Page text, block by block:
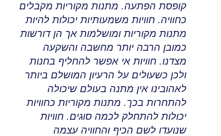
קופסת הפתעה. מתנות מקוריות מקבלים
כחוויה. חוויות משמעותיות יכולות להיות
מתנות מקוריות ומושלמות אך הן דורשות
כמובן הרבה יותר מחשבה והשקעה
מצדנו. חוויות אי אפשר להחליף בחנות
ולכן כשעולים על הרעיון המושלם ביותר
לאהובינו אין מתנה בעולם שיכולה
להתחרות בכך. מתנות מקוריות כחוויות
יכולות להתחלק לכמה סוגים. חוויות
שנועדו לשם הכיף והחוויה עצמה